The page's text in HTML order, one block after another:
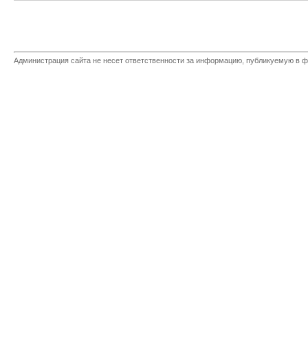
Администрация сайта не несет ответственности за информацию, публикуемую